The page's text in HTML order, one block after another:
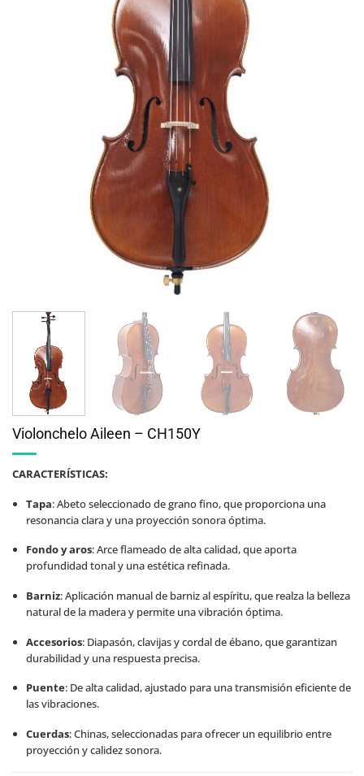
Violonchelo Aileen – CH150Y
CARACTERÍSTICAS:
Tapa:Abeto seleccionado de grano fino, que proporciona una
resonancia clara y una proyección sonora óptima.
Fondo y aros:Arce flameado de alta calidad, que aporta
profundidad tonal y una estética refinada.
Barniz:Aplicación manual de barniz al espíritu, que realza la belleza
natural de la madera y permite una vibración óptima.
Accesorios: Diapasón, clavijas y cordal de ébano, que garantizan
durabilidad y una respuesta precisa.
Puente: De alta calidad, ajustado para una transmisión eficiente de
las vibraciones.
Cuerdas:Chinas, seleccionadas para ofrecer un equilibrio entre
proyección y calidez sonora.